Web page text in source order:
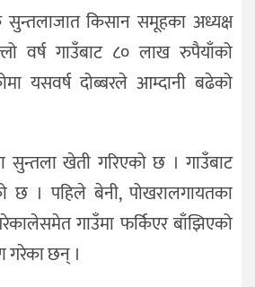
सुन्तलाजात किसान समूहका अध्यक्ष
वर्ष गाउँबाट ८० लाख रुपैयाँको
यसवर्ष दोब्बरले आम्दानी बढेको
खेती गरिएको छ । गाउँबाट
छ । पहिले बेनी, पोखरालगायतका
गाउँमा फर्किएर बाँझिएको
गरेका छन् ।